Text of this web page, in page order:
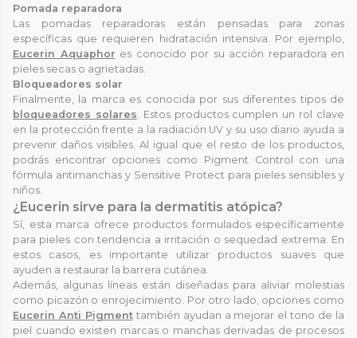
Pomada reparadora
Las pomadas reparadoras están pensadas para zonas
específicas que requieren hidratación intensiva. Por ejemplo,
Eucerin Aquaphor es conocido por su acción reparadora en
pieles secas o agrietadas.
Bloqueadores solar
Finalmente, la marca es conocida por sus diferentes tipos de
bloqueadores solares . Estos productos cumplen un rol clave
en la protección frente a la radiación UV y su uso diario ayuda a
prevenir daños visibles. Al igual que el resto de los productos,
podrás encontrar opciones como Pigment Control con una
fórmula antimanchas y Sensitive Protect para pieles sensibles y
niños.
¿Eucerin sirve para la dermatitis atópica?
Sí, esta marca ofrece productos formulados específicamente
para pieles con tendencia a irritación o sequedad extrema. En
estos casos, es importante utilizar productos suaves que
ayuden a restaurar la barrera cutánea.
Además, algunas líneas están diseñadas para aliviar molestias
como picazón o enrojecimiento. Por otro lado, opciones como
Eucerin Anti Pigmenttambién ayudan a mejorar el tono de la
piel cuando existen marcas o manchas derivadas de procesos